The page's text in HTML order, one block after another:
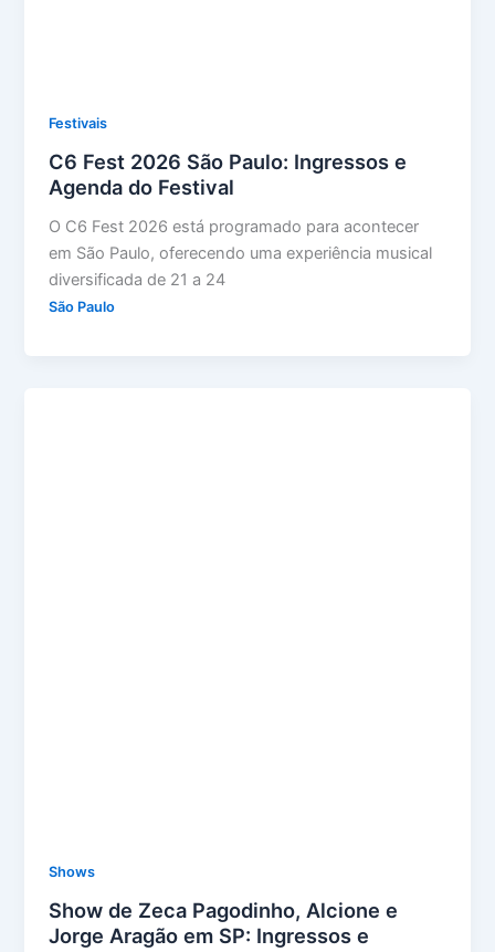
Festivais
C6 Fest 2026 São Paulo: Ingressos e
Agenda do Festival
O C6 Fest 2026 está programado para acontecer
em São Paulo, oferecendo uma experiência musical
diversificada de 21 a 24
São Paulo
Shows
Show de Zeca Pagodinho, Alcione e
Jorge Aragão em SP: Ingressos e